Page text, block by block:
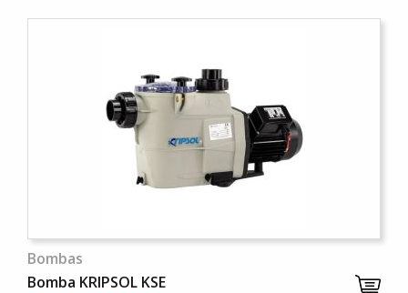
Bombas
Bomba KRIPSOL KSE